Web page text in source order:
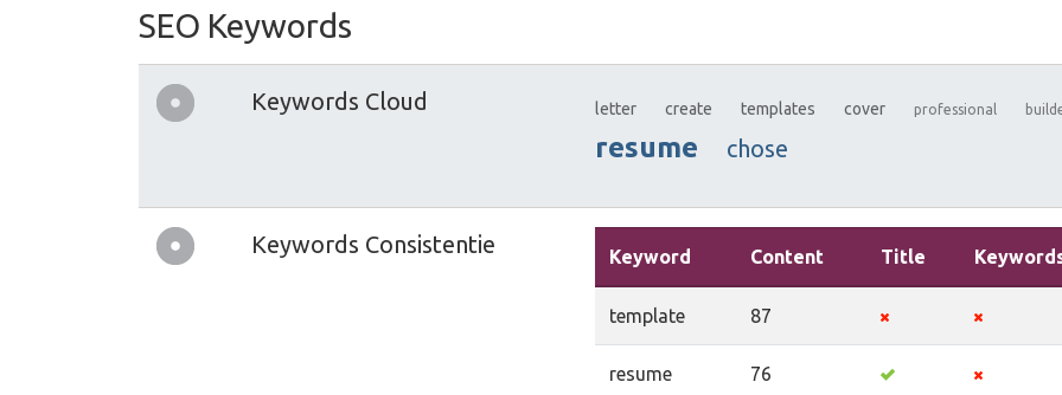
SEO Keywords
Keywords Cloud letter create templates cover professional
resume chose
Keywords Consistentie Keyword Content Title
template 87
resume 76